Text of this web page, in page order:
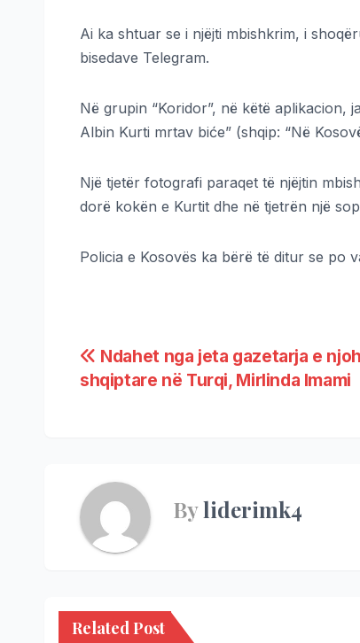
Ai ka shtuar se i njëjti mbishkrim, i
bisedave Telegram.
Në grupin “Koridor”, në këtë aplikacion,
Albin Kurti mrtav biće” (shqip: “Në
Një tjetër fotografi paraqet të njëjtin
dorë kokën e Kurtit dhe në tjetrën një
Policia e Kosovës ka bërë të ditur se po
Ndahet nga jeta gazetarja e
shqiptare në Turqi, Mirlinda Imami
Byliderimk4
Related Post